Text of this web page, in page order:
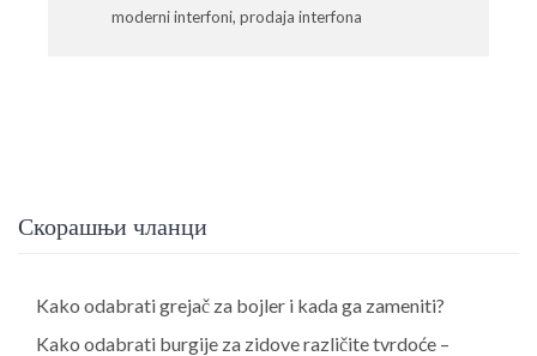
moderni interfoni, prodaja interfona
Скорашњи чланци
Kako odabrati grejač za bojler i kada ga zameniti?
Kako odabrati burgije za zidove različite tvrdoće –